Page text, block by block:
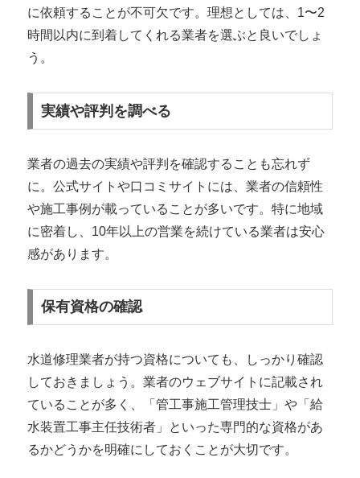
に依頼することが不可欠です。理想としては、1〜2
時間以内に到着してくれる業者を選ぶと良いでしょ
う。
実績や評判を調べる
業者の過去の実績や評判を確認することも忘れず
に。公式サイトや口コミサイトには、業者の信頼性
や施工事例が載っていることが多いです。特に地域
に密着し、10年以上の営業を続けている業者は安心
感があります。
保有資格の確認
水道修理業者が持つ資格についても、しっかり確認
しておきましょう。業者のウェブサイトに記載され
ていることが多く、「管工事施工管理技士」や「給
水装置工事主任技術者」といった専門的な資格があ
るかどうかを明確にしておくことが大切です。